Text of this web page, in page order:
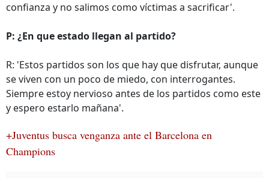
confianza y no salimos como víctimas a sacrificar'.
P: ¿En que estado llegan al partido?
R: 'Estos partidos son los que hay que disfrutar, aunque
se viven con un poco de miedo, con interrogantes.
Siempre estoy nervioso antes de los partidos como este
y espero estarlo mañana'.
+Juventus busca venganza ante el Barcelona en
Champions